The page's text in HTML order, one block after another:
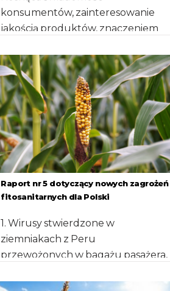
konsumentów, zainteresowanie
jakością produktów, znaczeniem
składników odżywczych, ich
biodostępnością spotyka się z wciąż
szeroko rozpowszechnionymi […]
Raport nr 5 dotyczący nowych zagrożeń
fitosanitarnych dla Polski
1. Wirusy stwierdzone w
ziemniakach z Peru
przewożonych w bagażu pasażera,
bagażach pasażerów